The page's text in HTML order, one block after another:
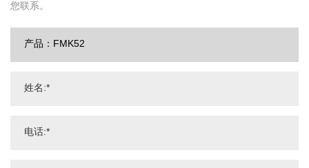
您联系。